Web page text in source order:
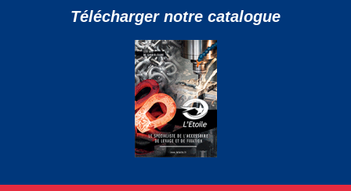
Télécharger notre catalogue